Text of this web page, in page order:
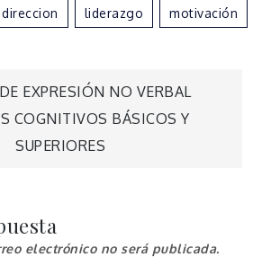
Direccion Liderazgo Motivación
EXPRESIÓN NO VERBAL
COGNITIVOS BÁSICOS Y
SUPERIORES
electrónico no será publicada.